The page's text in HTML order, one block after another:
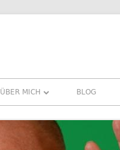
ÜBER MICH
REFERENZEN ERFAHRUNGEN UND
BLOG